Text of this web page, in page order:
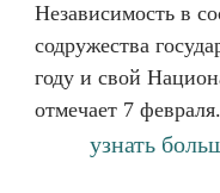
Независимость в
содружества
году и свой
отмечает 7
узнать